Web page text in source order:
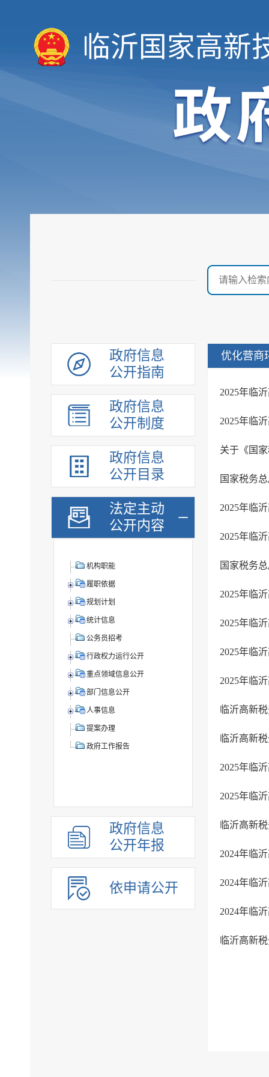
临沂国家高新
政府信息
公开指南
政府信息
公开制度
政府信息
公开目录
法定主动
公开内容
机构职能
履职依据
规划计划
统计信息
公务员招考
行政权力运行公开
重点领域信息公开
部门信息公开
人事信息
提案办理
政府工作报告
政府信息
公开年报
依申请公开
优化营商
2025年临
2025年临
2025年临
2025年临
国家税务
2025年临
2025年临
2025年临
2025年临
临沂高新
2025年临
2025年临
临沂高新
2024年临
2024年临
2024年临
临沂高新